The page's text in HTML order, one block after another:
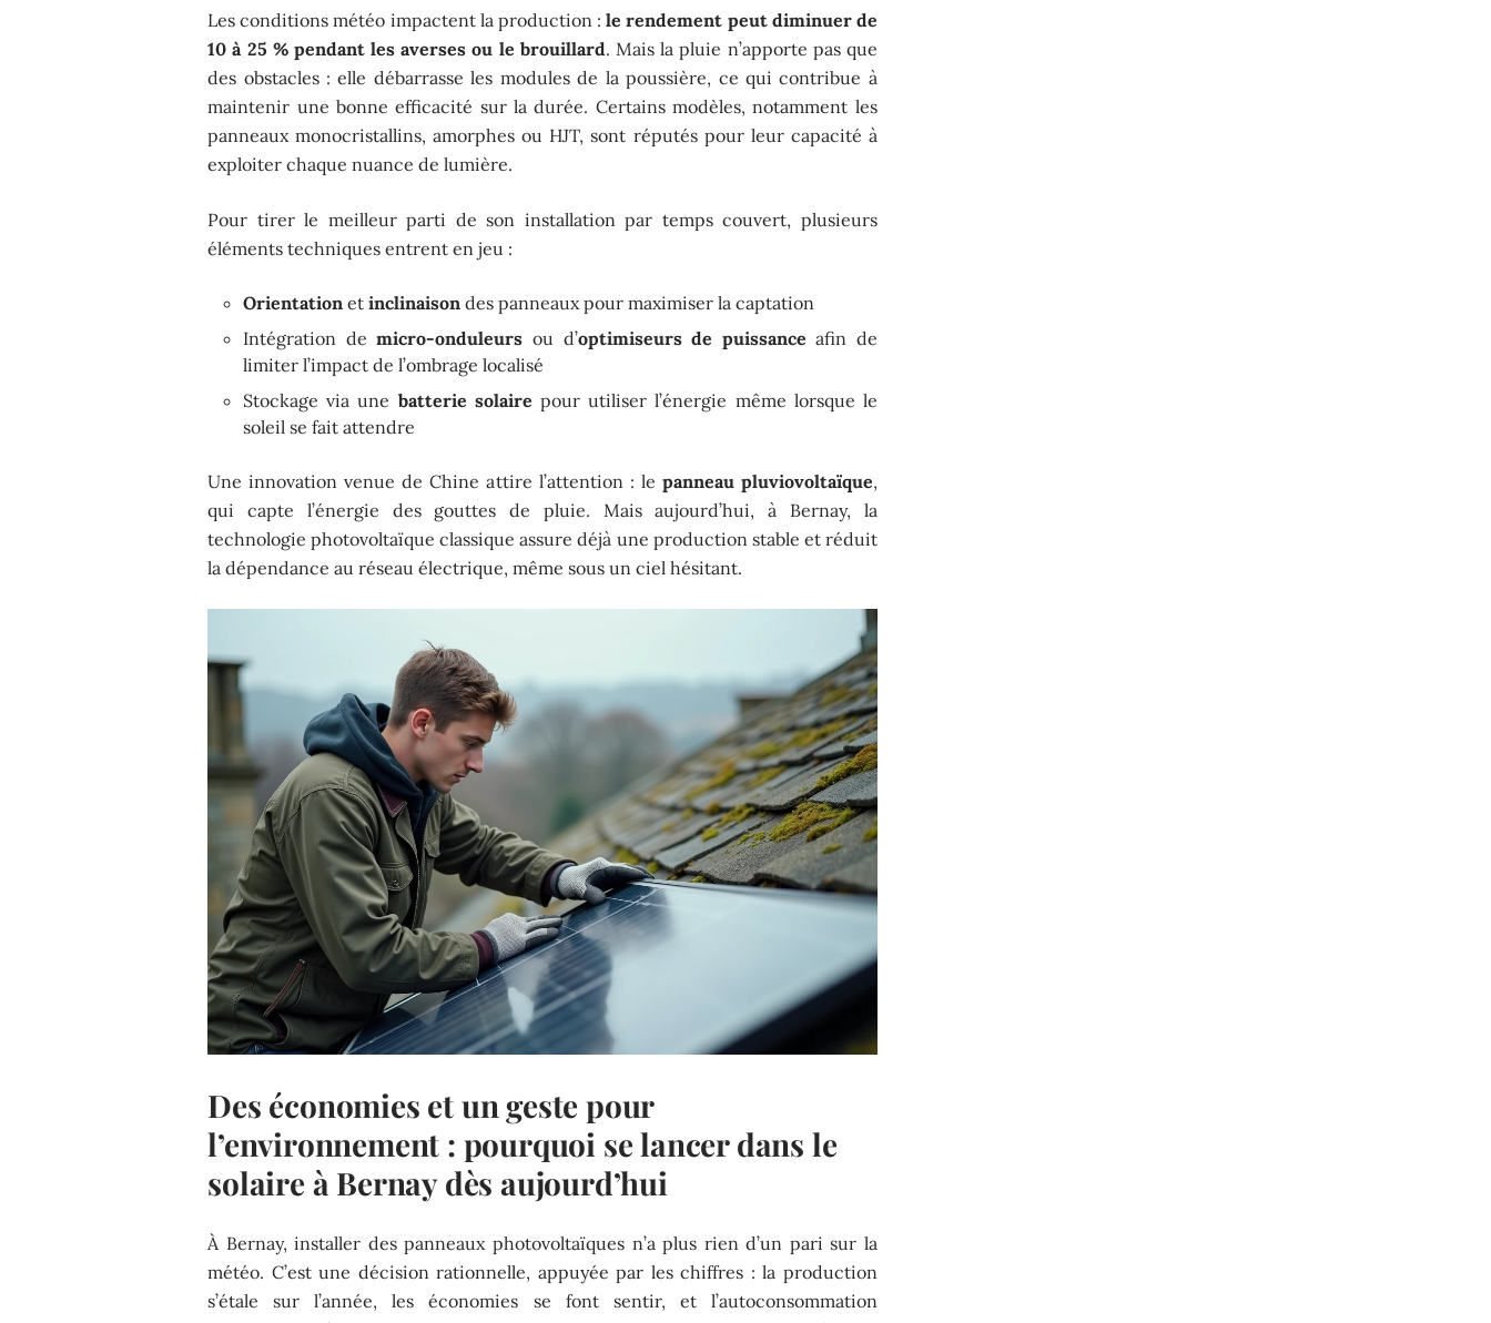
Les conditions météo impactent la production :le rendement peut diminuer de
10 à 25 % pendant les averses ou le brouillard. Mais la pluie n’apporte pas que
des obstacles : elle débarrasse les modules de la poussière, ce qui contribue à
maintenir une bonne efficacité sur la durée. Certains modèles, notamment les
panneaux monocristallins, amorphes ou HJT, sont réputés pour leur capacité à
exploiter chaque nuance de lumière.
Pour tirer le meilleur parti de son installation par temps couvert, plusieurs
éléments techniques entrent en jeu :
Orientation etinclinaison des panneaux pour maximiser la captation
Intégration demicro-onduleurs ou d’optimiseurs de puissance afin de
limiter l’impact de l’ombrage localisé
Stockage via une batterie solaire pour utiliser l’énergie même lorsque le
soleil se fait attendre
Une innovation venue de Chine attire l’attention : le panneau pluviovoltaïque,
qui capte l’énergie des gouttes de pluie. Mais aujourd’hui, à Bernay, la
technologie photovoltaïque classique assure déjà une production stable et réduit
la dépendance au réseau électrique, même sous un ciel hésitant.
Des économies et un geste pour
l’environnement : pourquoi se lancer dans le
solaire à Bernay dès aujourd’hui
À Bernay, installer des panneaux photovoltaïques n’a plus rien d’un pari sur la
météo. C’est une décision rationnelle, appuyée par les chiffres : la production
s’étale sur l’année, les économies se font sentir, et l’autoconsommation